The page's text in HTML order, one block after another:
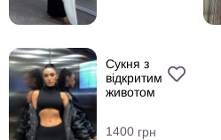
Сукня з
відкритим
животом
1400 грн